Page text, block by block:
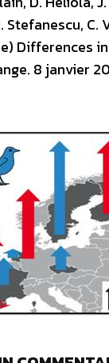
Stefanescu, C.
Differences
8 janvier